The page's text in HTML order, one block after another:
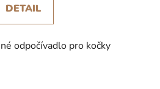
DETAIL
odpočívadlo pro kočky